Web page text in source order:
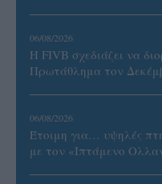
06/08/2026
Η FIVB σχεδιάζει να
Πρωτάθλημα τον
06/08/2026
Έτοιμη για… υψηλές
με τον «Ιπτάμενο